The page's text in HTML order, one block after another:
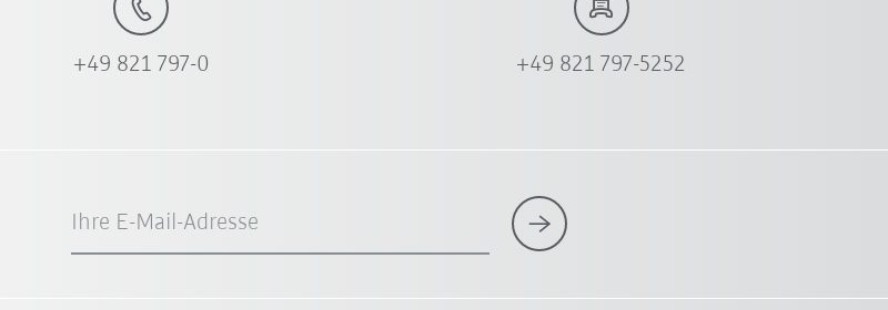
+49 821 797-0 +49 821 797-5252
Ihre E-Mail-Adresse